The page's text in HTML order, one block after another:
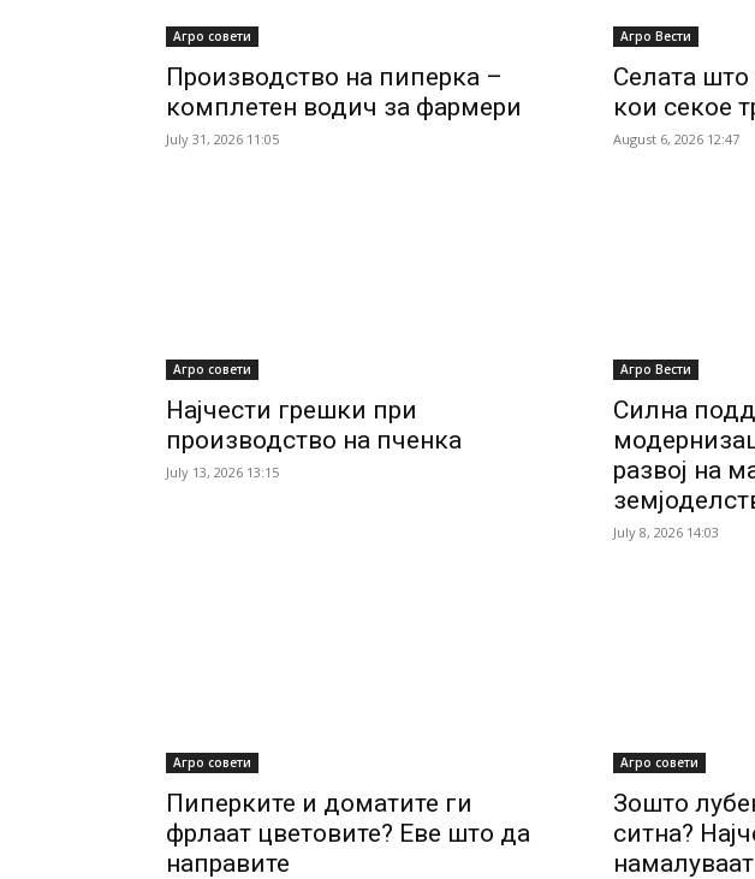
Агро совети
Производство на пиперка –
комплетен водич за фармери
July 31, 2026 11:05
Агро Вести
Селата што
кои секое
August 6, 2026 12:47
Агро совети
Најчести грешки при
производство на пченка
July 13, 2026 13:15
Агро Вести
Силна
развој на
July 8, 2026 14:03
Агро совети
Пиперките и доматите ги
фрлаат цветовите? Еве што да
направите
Агро совети
Зошто
ситна?